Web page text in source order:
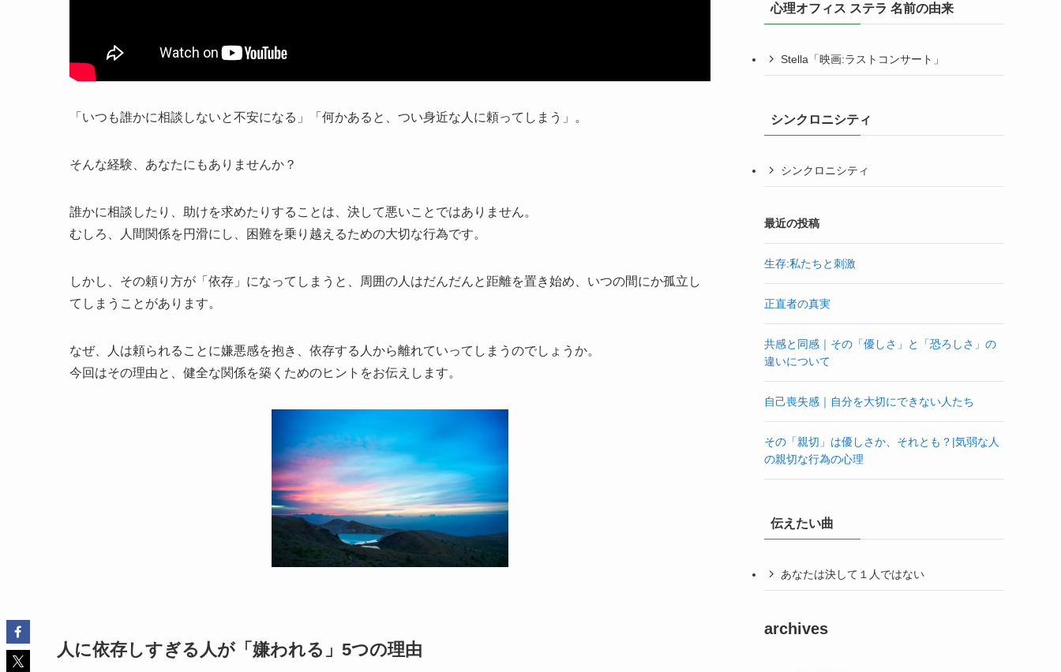
「いつも誰かに相談しないと不安になる」「何かあると、つい身近な人に頼ってしまう」。
そんな経験、あなたにもありませんか？
誰かに相談したり、助けを求めたりすることは、決して悪いことではありません。
むしろ、人間関係を円滑にし、困難を乗り越えるための大切な行為です。
しかし、その頼り方が「依存」になってしまうと、周囲の人はだんだんと距離を置き始め、いつの間にか孤立し
てしまうことがあります。
なぜ、人は頼られることに嫌悪感を抱き、依存する人から離れていってしまうのでしょうか。
今回はその理由と、健全な関係を築くためのヒントをお伝えします。
人に依存しすぎる人が「嫌われる」5つの理由
心理オフィス ステラ 名前の由来
Stella「映画:ラストコンサート」
シンクロニシティ
シンクロニシティ
最近の投稿
生存:私たちと刺激
正直者の真実
共感と同感｜その「優しさ」と「恐ろしさ」の
違いについて
自己喪失感｜自分を大切にできない人たち
その「親切」は優しさか、それとも？|気弱な人
の親切な行為の心理
伝えたい曲
あなたは決して１人ではない
archives